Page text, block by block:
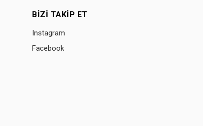
BIZI TAKIP ET
Instagram
Facebook